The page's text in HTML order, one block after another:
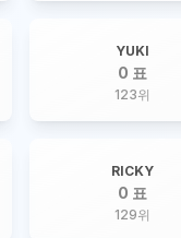
YUKI
0 표
123위
RICKY
0 표
129위